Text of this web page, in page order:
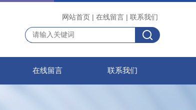
网站首页 | 在线留言 | 联系我们
在线留言 联系我们